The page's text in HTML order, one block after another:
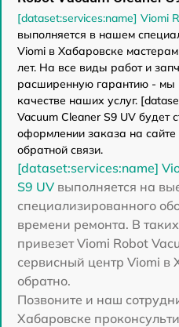
[dataset:services:name] Viomi
выполняется в нашем
Viomi в Хабаровске
лет. На все виды работ и
расширенную гарантию - мы
качестве наших услуг.
Vacuum Cleaner S9 UV будет
оформлении заказа на
обратной связи.
[dataset:services:name]
S9 UV выполняется на
специализированного
времени ремонта. В
привезет Viomi Robot
сервисный центр Viomi в
обратно.
Позвоните и наш
Хабаровске